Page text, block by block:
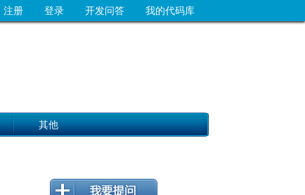
我的代码库
开发问答
登录
注册
其他